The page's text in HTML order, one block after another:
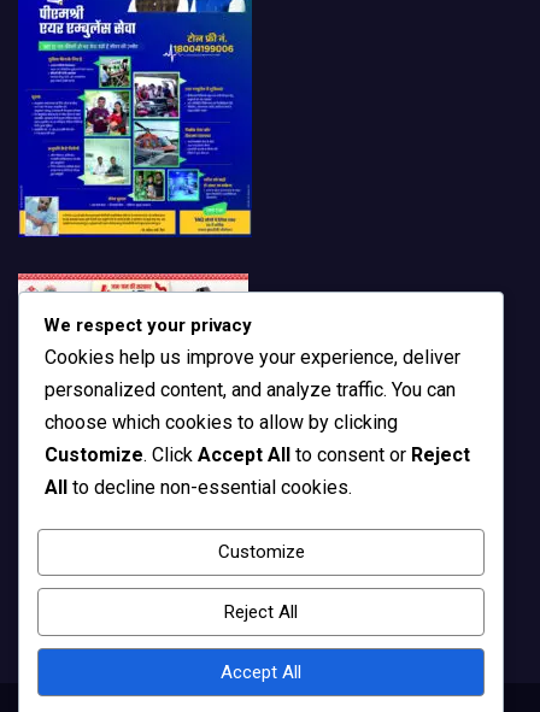
We respect your privacy
Cookies help us improve your experience, deliver
personalized content, and analyze traffic. You can
choose which cookies to allow by clicking
Customize. Click Accept All to consent or Reject
All to decline non-essential cookies.
Customize
Reject All
Accept All